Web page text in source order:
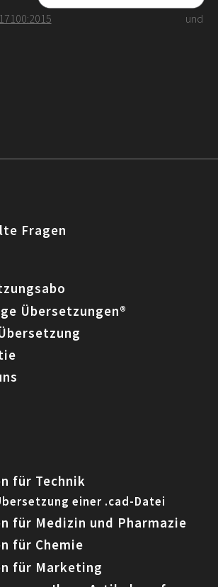
und
Fragen
Übersetzungen®
für Technik
einer .cad-Datei
für Medizin und Pharmazie
für Chemie
für Marketing